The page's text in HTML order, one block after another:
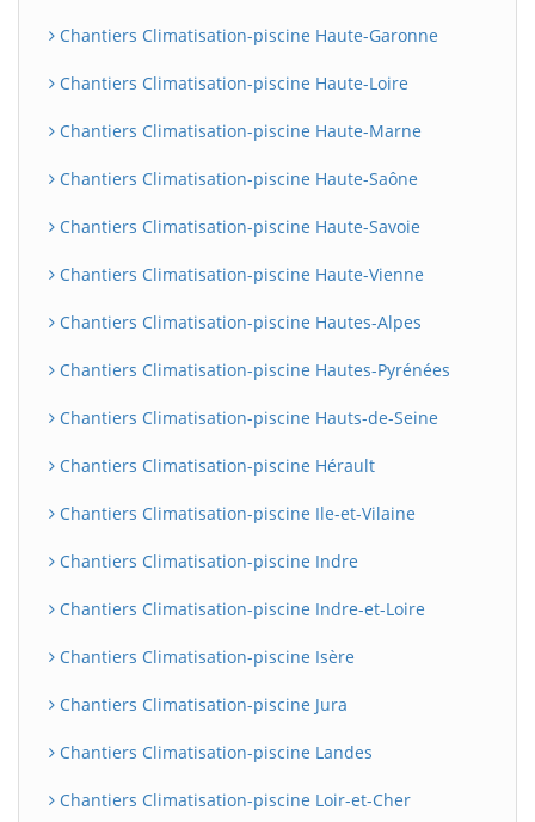
Chantiers Climatisation-piscine Haute-Garonne
Chantiers Climatisation-piscine Haute-Loire
Chantiers Climatisation-piscine Haute-Marne
Chantiers Climatisation-piscine Haute-Saône
Chantiers Climatisation-piscine Haute-Savoie
Chantiers Climatisation-piscine Haute-Vienne
Chantiers Climatisation-piscine Hautes-Alpes
Chantiers Climatisation-piscine Hautes-Pyrénées
Chantiers Climatisation-piscine Hauts-de-Seine
Chantiers Climatisation-piscine Hérault
Chantiers Climatisation-piscine Ile-et-Vilaine
Chantiers Climatisation-piscine Indre
Chantiers Climatisation-piscine Indre-et-Loire
Chantiers Climatisation-piscine Isère
Chantiers Climatisation-piscine Jura
Chantiers Climatisation-piscine Landes
Chantiers Climatisation-piscine Loir-et-Cher